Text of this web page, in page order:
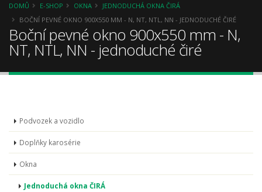
DOMŮ E-SHOP OKNA
JEDNODUCHÁ OKNA ČIRÁ
BOČNÍ PEVNÉ OKNO 900X550 MM - N, NT, NTL, NN - JEDNODUCHÉ ČIRÉ
Boční pevné okno 900x550 mm - N,
NT, NTL, NN - jednoduché čiré
Podvozek a vozidlo
Doplňky karosérie
Okna
Jednoduchá okna ČIRÁ